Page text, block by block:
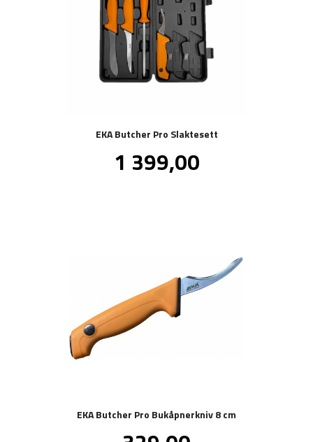
EKA Butcher Pro Slaktesett
Pris
1 399,00mva.
EKA Butcher Pro Bukåpnerkniv 8 cm